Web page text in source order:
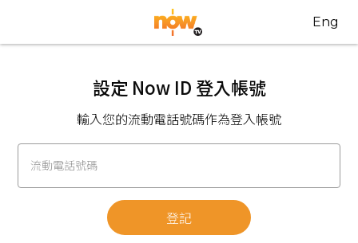
Eng
設定 Now ID 登入帳號
輸入您的流動電話號碼作為登入帳號
流動電話號碼
登記